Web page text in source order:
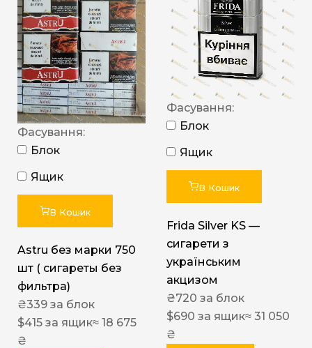
Фасування:
Блок
Ящик
В Кошик
Astru без марки 750
шт ( сигареты без
фильтра)
₴339 за блок
$415 за ящик≈ 18 675
₴
Фасування:
Блок
Ящик
В Кошик
Frida Silver KS —
сигарети з
українським
акцизом
₴720 за блок
$690 за ящик≈ 31 050
₴